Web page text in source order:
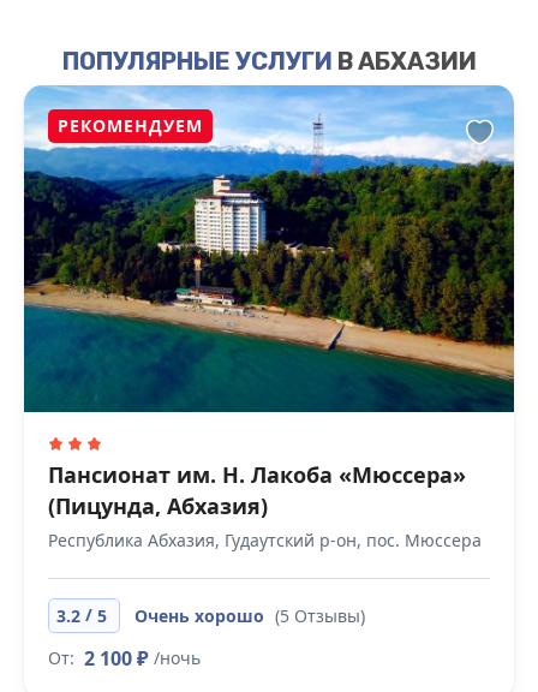
ПОПУЛЯРНЫЕ УСЛУГИ В АБХАЗИИ
РЕКОМЕНДУЕМ
Пансионат им. Н. Лакоба «Мюссера»
(Пицунда, Абхазия)
Республика Абхазия, Гудаутский р-он, пос. Мюссера
3.2 / 5 Очень хорошо (5 Отзывы)
От: 2 100 ₽ /ночь